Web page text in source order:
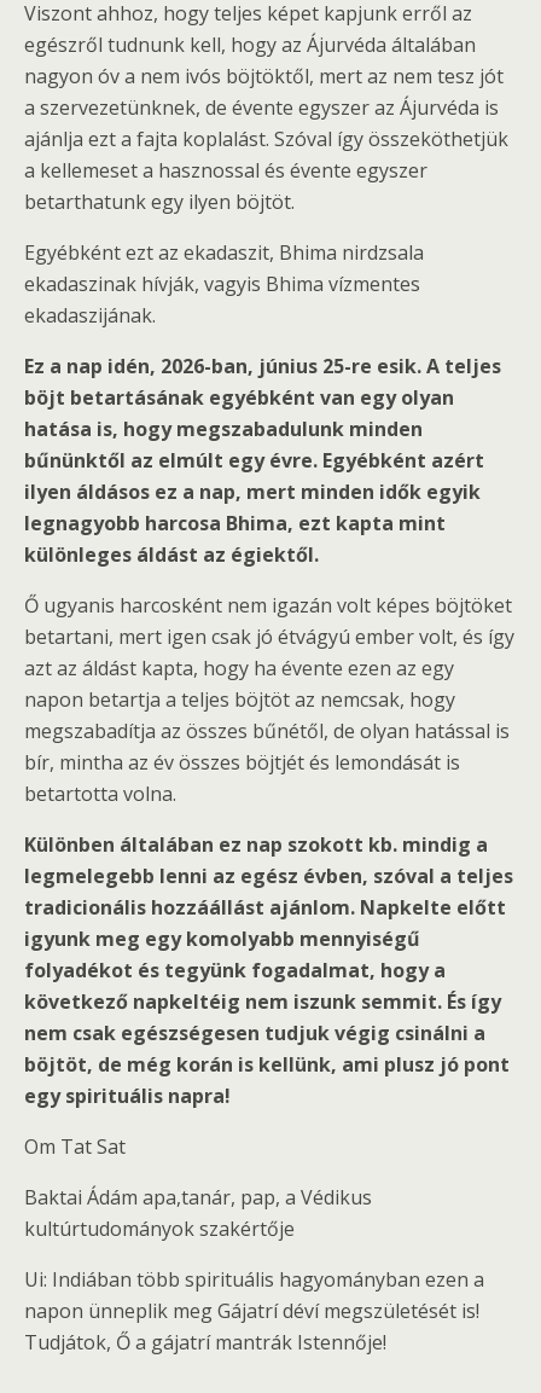
Viszont ahhoz, hogy teljes képet kapjunk erről az
egészről tudnunk kell, hogy az Ájurvéda általában
nagyon óv a nem ivós böjtöktől, mert az nem tesz jót
a szervezetünknek, de évente egyszer az Ájurvéda is
ajánlja ezt a fajta koplalást. Szóval így összeköthetjük
a kellemeset a hasznossal és évente egyszer
betarthatunk egy ilyen böjtöt.
Egyébként ezt az ekadaszit, Bhima nirdzsala
ekadaszinak hívják, vagyis Bhima vízmentes
ekadaszijának.
Ez a nap idén, 2026-ban, június 25-re esik. A teljes
böjt betartásának egyébként van egy olyan
hatása is, hogy megszabadulunk minden
bűnünktől az elmúlt egy évre. Egyébként azért
ilyen áldásos ez a nap, mert minden idők egyik
legnagyobb harcosa Bhima, ezt kapta mint
különleges áldást az égiektől.
Ő ugyanis harcosként nem igazán volt képes böjtöket
betartani, mert igen csak jó étvágyú ember volt, és így
azt az áldást kapta, hogy ha évente ezen az egy
napon betartja a teljes böjtöt az nemcsak, hogy
megszabadítja az összes bűnétől, de olyan hatással is
bír, mintha az év összes böjtjét és lemondását is
betartotta volna.
Különben általában ez nap szokott kb. mindig a
legmelegebb lenni az egész évben, szóval a teljes
tradicionális hozzáállást ajánlom. Napkelte előtt
igyunk meg egy komolyabb mennyiségű
folyadékot és tegyünk fogadalmat, hogy a
következő napkeltéig nem iszunk semmit. És így
nem csak egészségesen tudjuk végig csinálni a
böjtöt, de még korán is kellünk, ami plusz jó pont
egy spirituális napra!
Om Tat Sat
Baktai Ádám apa,tanár, pap, a Védikus
kultúrtudományok szakértője
Ui: Indiában több spirituális hagyományban ezen a
napon ünneplik meg Gájatrí déví megszületését is!
Tudjátok, Ő a gájatrí mantrák Istennője!